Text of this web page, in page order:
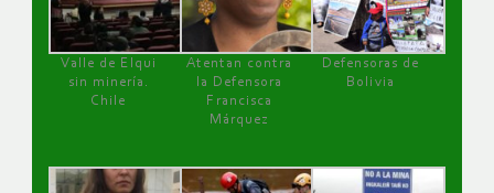
Valle de Elqui
sin minería.
Chile
Atentan contra
la Defensora
Francisca
Márquez
Defensoras de
Bolivia